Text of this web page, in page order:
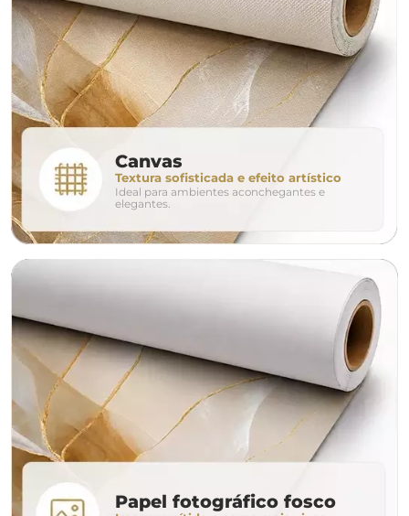
160cm 200cm
280cm 320cm
conjunto
avulso duo
o tamanho ideal para o seu ambiente é
Canvas
Textura sofisticada e efeito artístico
Ideal para ambientes aconchegantes e
elegantes.
Papel fotográfico fosco